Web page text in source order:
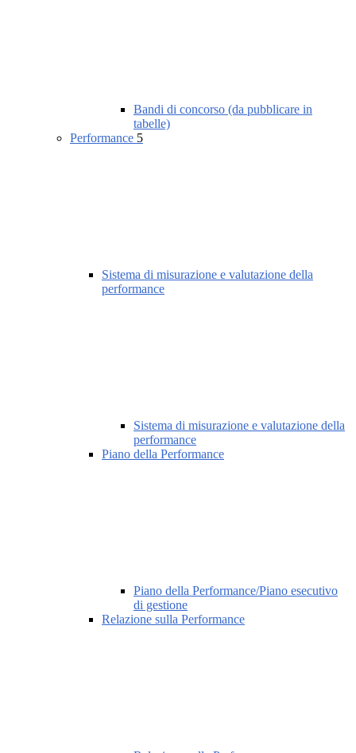
Bandi di concorso (da pubblicare in
tabelle)
Performance 5
Sistema di misurazione e valutazione della
performance
Sistema di misurazione e valutazione della
performance
Piano della Performance
Piano della Performance/Piano esecutivo
di gestione
Relazione sulla Performance